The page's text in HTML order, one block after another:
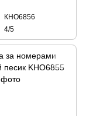
КНО6856
4/5